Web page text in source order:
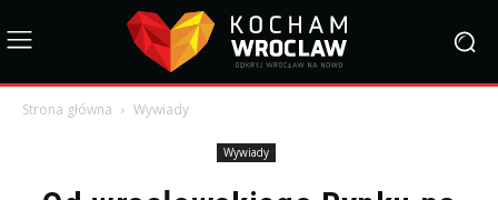
Strona główna Wywiady
Wywiady